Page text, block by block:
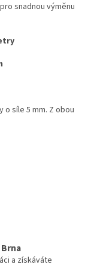
snadnou výměnu
síle 5 mm. Z obou
a získáváte